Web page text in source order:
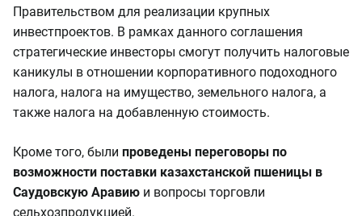
Правительством для реализации крупных
инвестпроектов. В рамках данного соглашения
стратегические инвесторы смогут получить налоговые
каникулы в отношении корпоративного подоходного
налога, налога на имущество, земельного налога, а
также налога на добавленную стоимость.
Кроме того, были проведены переговоры по
возможности поставки казахстанской пшеницы в
Саудовскую Аравию и вопросы торговли
сельхозпродукцией.